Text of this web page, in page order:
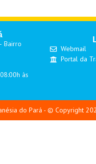
Bairro
às
Webmail
Portal da
do Pará - © Copyright